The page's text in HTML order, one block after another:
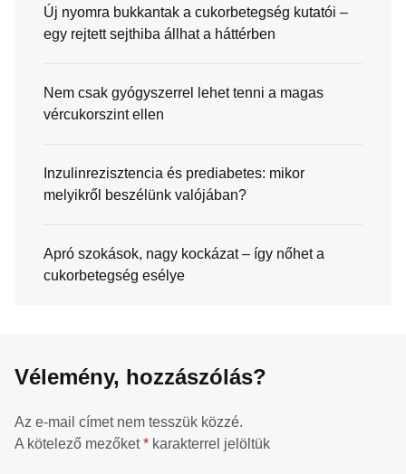
Új nyomra bukkantak a cukorbetegség kutatói –
egy rejtett sejthiba állhat a háttérben
Nem csak gyógyszerrel lehet tenni a magas
vércukorszint ellen
Inzulinrezisztencia és prediabetes: mikor
melyikről beszélünk valójában?
Apró szokások, nagy kockázat – így nőhet a
cukorbetegség esélye
Vélemény, hozzászólás?
Az e-mail címet nem tesszük közzé.
A kötelező mezőket* karakterrel jelöltük